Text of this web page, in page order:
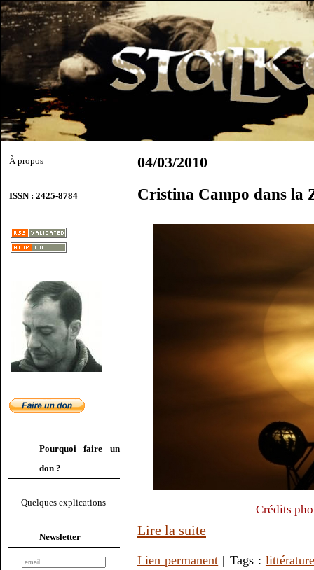
À propos
ISSN : 2425-8784
Pourquoi faire un
don ?
Quelques explications
Newsletter
04/03/2010
Cristina Campo dans la
Crédits
Lire la suite
Lien permanent | Tags : littérature